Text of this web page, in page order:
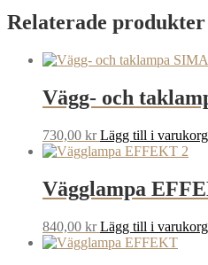
Relaterade produkter
Vägg- och
730,00 kr Lägg till i varukorg
Vägglampa
840,00 kr Lägg till i varukorg